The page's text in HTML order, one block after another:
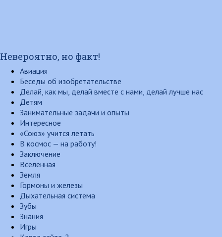
Невероятно, но факт!
Авиация
Беседы об изобретательстве
Делай, как мы, делай вместе с нами, делай лучше нас
Детям
Занимательные задачи и опыты
Интересное
«Союз» учится летать
В космос — на работу!
Заключение
Вселенная
Земля
Гормоны и железы
Дыхательная система
Зубы
Знания
Игры